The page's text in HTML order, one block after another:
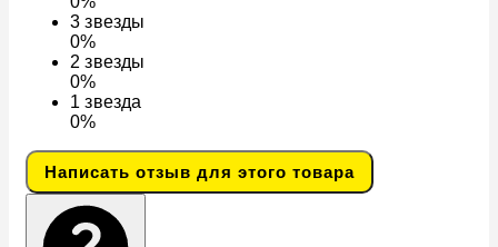
3звезды
0%
2звезды
0%
1звезда
0%
Написать отзыв для этого товара